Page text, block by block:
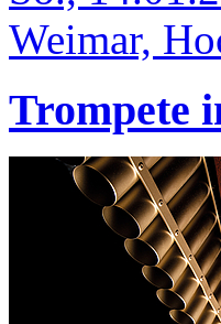
Weimar,
Trompete